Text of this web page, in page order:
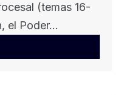
(temas 16-
el Poder...